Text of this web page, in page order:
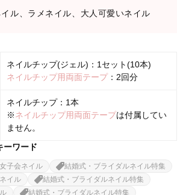
ル、ラメネイル、大人可愛いネイル
ネイルチップ(ジェル)：1セット(10本)
ネイルチップ用両面テープ：2回分
ネイルチップ：1本
※ネイルチップ用両面テープは付属してい
ません。
ーワード
女子会ネイル
結婚式・ブライダルネイル特集
イル
結婚式・ブライダルネイル特集
結婚式・ブライダルネイル特集